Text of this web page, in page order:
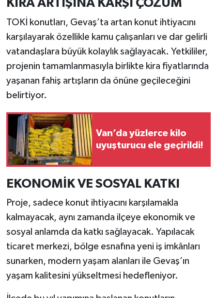
KİRA ARTIŞINA KARŞI ÇÖZÜM
TOKİ konutları, Gevaş’ta artan konut ihtiyacını
karşılayarak özellikle kamu çalışanları ve dar gelirli
vatandaşlara büyük kolaylık sağlayacak. Yetkililer,
projenin tamamlanmasıyla birlikte kira fiyatlarında
yaşanan fahiş artışların da önüne geçileceğini
belirtiyor.
Van’da yüzlerce kilo
uyuşturucu ele geçirildi!
EKONOMİK VE SOSYAL KATKI
Proje, sadece konut ihtiyacını karşılamakla
kalmayacak, aynı zamanda ilçeye ekonomik ve
sosyal anlamda da katkı sağlayacak. Yapılacak
ticaret merkezi, bölge esnafına yeni iş imkânları
sunarken, modern yaşam alanları ile Gevaş’ın
yaşam kalitesini yükseltmesi hedefleniyor.